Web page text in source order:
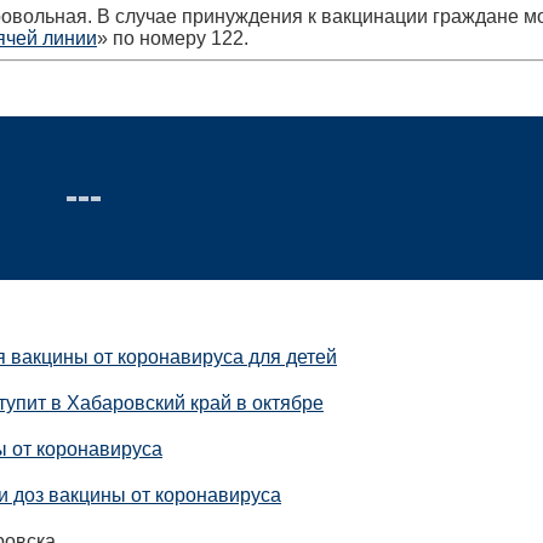
В случае принуждения к вакцинации граждане
линии» по номеру 122.
от коронавируса для детей
в Хабаровский край в октябре
от коронавируса
доз вакцины от коронавируса